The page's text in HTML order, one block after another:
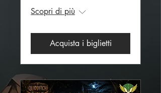
Scopri di più
Acquista i biglietti